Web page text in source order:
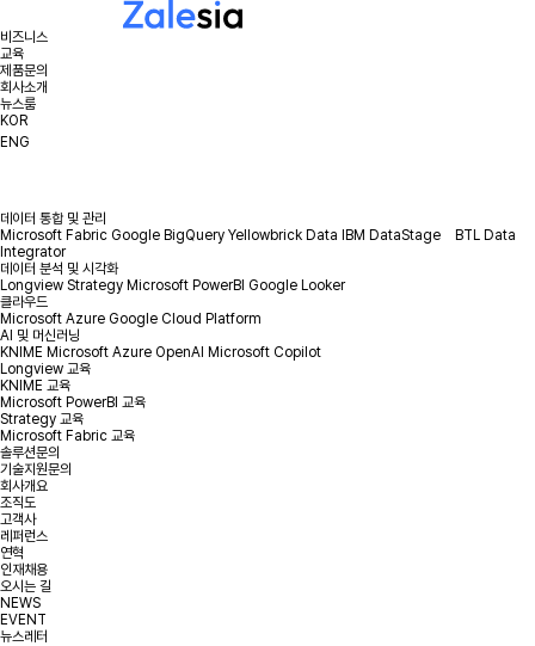
비즈니스
교육
제품문의
회사소개
뉴스룸
KOR
ENG
데이터 통합 및 관리
Microsoft Fabric Google BigQuery Yellowbrick Data IBM DataStage
BTL Data
Integrator
데이터 분석 및 시각화
Longview Strategy Microsoft PowerBI Google Looker
클라우드
Microsoft Azure Google Cloud Platform
AI 및 머신러닝
KNIME Microsoft Azure OpenAI Microsoft Copilot
Longview 교육
KNIME 교육
Microsoft PowerBI 교육
Strategy 교육
Microsoft Fabric 교육
솔루션문의
기술지원문의
회사개요
조직도
고객사
레퍼런스
연혁
인재채용
오시는 길
NEWS
EVENT
뉴스레터